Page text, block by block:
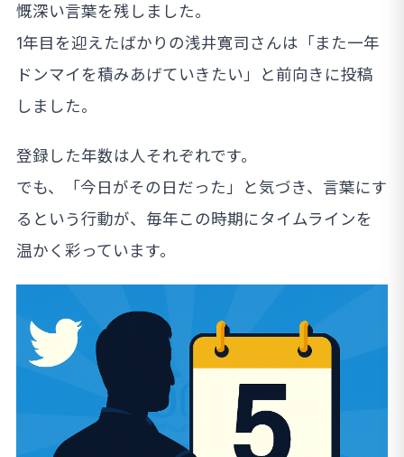
慨深い言葉を残しました。
1年目を迎えたばかりの浅井寛司さんは「また一年
ドンマイを積みあげていきたい」と前向きに投稿
しました。
登録した年数は人それぞれです。
でも、「今日がその日だった」と気づき、言葉にす
るという行動が、毎年この時期にタイムラインを
温かく彩っています。